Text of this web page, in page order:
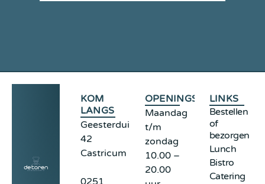
KOM
LANGS
Geesterduinweg
42
Castricum
0251
OPENINGSTIJDEN
Maandag
t/m
zondag
10.00 –
20.00
LINKS
Bestellen
of
bezorgen
Lunch
Bistro
Catering